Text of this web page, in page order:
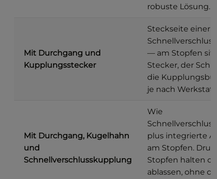
robuste Lösung.
Mit Durchgang und
Kupplungsstecker
Steckseite einer
— am Stopfen
Stecker, der
die
je nach
Mit Durchgang, Kugelhahn
und
Schnellverschlusskupplung
Wie
plus integrierte
am Stopfen.
Stopfen halten
ablassen, ohne